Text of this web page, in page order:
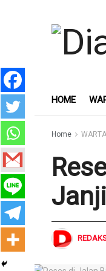
HOME
Home WARTA